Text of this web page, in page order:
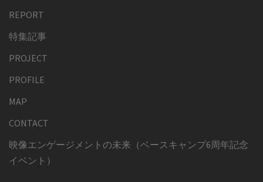
REPORT
特集記事
PROJECT
PROFILE
MAP
CONTACT
映像エンゲージメントの未来（ベースキャンプ6周年記念
イベント）